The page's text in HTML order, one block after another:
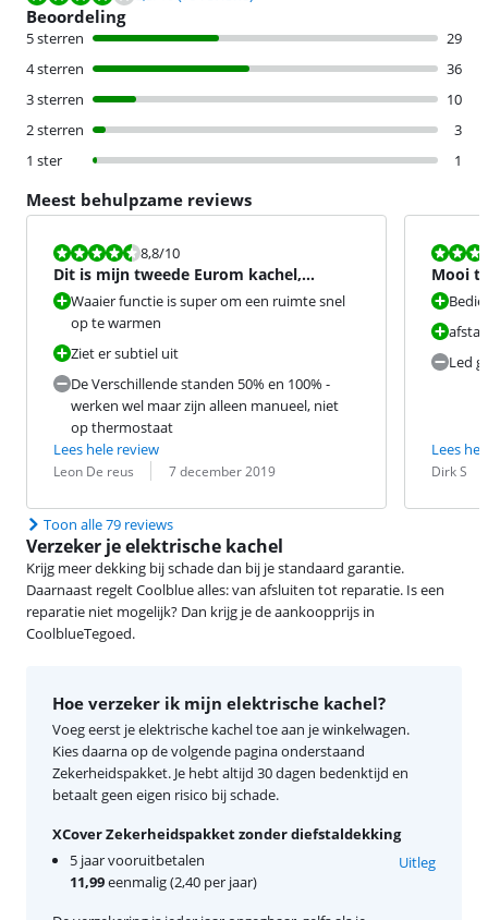
Beoordeling
5 sterren
29
4 sterren
36
3 sterren
10
2 sterren
3
1 ster
1
Meest behulpzame reviews
Beoordeling is 8,8 van de 10.
8,8/10
Dit is mijn tweede Eurom kachel,
makkelijk te koppelen
Waaier functie is super om een ruimte snel
op te warmen
Ziet er subtiel uit
De Verschillende standen 50% en 100% -
werken wel maar zijn alleen manueel, niet
op thermostaat
Lees hele review
Beoordeling door:
Leon De reus
Datum: 7 december 2019
Mooi
ik
Led
Lees
Dirk S
Datum:
Toon alle 79 reviews
Verzeker je elektrische kachel
Krijg meer dekking bij schade dan bij je standaard garantie.
Daarnaast regelt Coolblue alles: van afsluiten tot reparatie. Is een
reparatie niet mogelijk? Dan krijg je de aankoopprijs in
CoolblueTegoed.
Hoe verzeker ik mijn elektrische kachel?
Voeg eerst je elektrische kachel toe aan je winkelwagen.
Kies daarna op de volgende pagina onderstaand
Zekerheidspakket. Je hebt altijd 30 dagen bedenktijd en
betaalt geen eigen risico bij schade.
XCover Zekerheidspakket zonder diefstaldekking
5 jaar vooruitbetalen
11,99eenmalig (2,40 per jaar)
Uitleg